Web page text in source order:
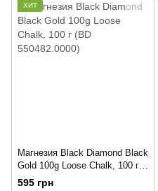
ХИТ
Магнезия Black Diamond Black
Gold 100g Loose Chalk, 100 г
(BD 550482.0000)
595 грн